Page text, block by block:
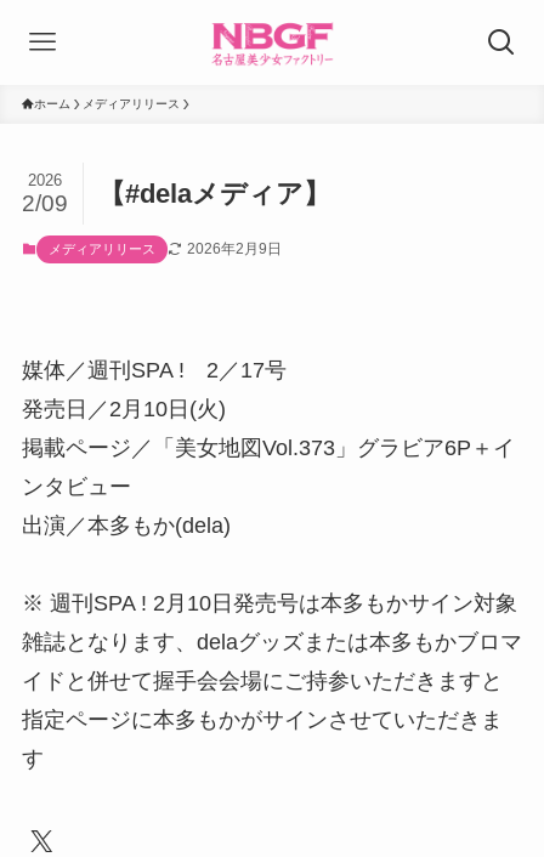
ホーム メディアリリース
【#delaメディア】
2026
2/09
メディアリリース 2026年2月9日
媒体／週刊SPA ! 2／17号
発売日／2月10日(火)
掲載ページ／「美女地図Vol.373」グラビア6P＋イ
ンタビュー
出演／本多もか(dela)
※ 週刊SPA ! 2月10日発売号は本多もかサイン対象
雑誌となります、delaグッズまたは本多もかブロマ
イドと併せて握手会会場にご持参いただきますと
指定ページに本多もかがサインさせていただきま
す
X